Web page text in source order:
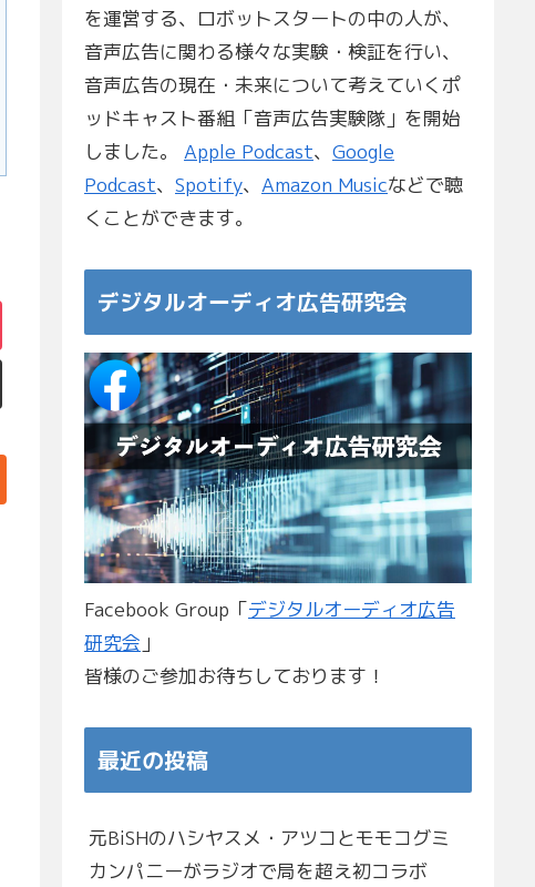
を運営する、ロボットスタートの中の人が、
音声広告に関わる様々な実験・検証を行い、
音声広告の現在・未来について考えていくポ
ッドキャスト番組「音声広告実験隊」を開始
しました。 Apple Podcast、 Google
Podcast、 Spotify、 Amazon Musicなどで聴
くことができます。
デジタルオーディオ広告研究会
Facebook Group「デジタルオーディオ広告
研究会 」
皆様のご参加お待ちしております！
最近の投稿
元BiSHのハシヤスメ・アツコとモモコグミ
カンパニーがラジオで局を超え初コラボ